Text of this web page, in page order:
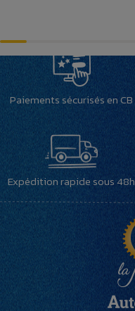
Paiements sécurisés en CB
Expédition rapide sous 48h